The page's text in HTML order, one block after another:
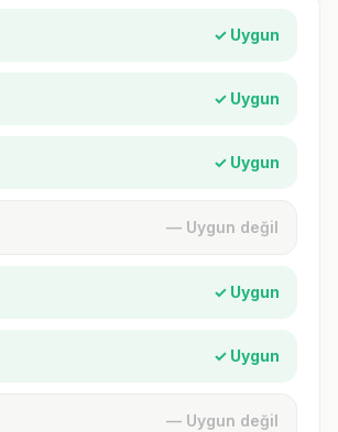
✓ Uygun
✓ Uygun
✓ Uygun
— Uygun değil
✓ Uygun
✓ Uygun
— Uygun değil